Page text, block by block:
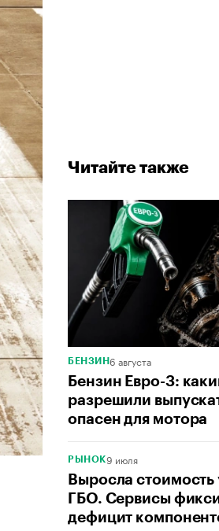
Читайте также
БЕНЗИН6 августа
Бензин Евро-3:
разрешили
опасен для мотора
РЫНОК9 июля
Выросла стоимость
ГБО. Сервисы
дефицит